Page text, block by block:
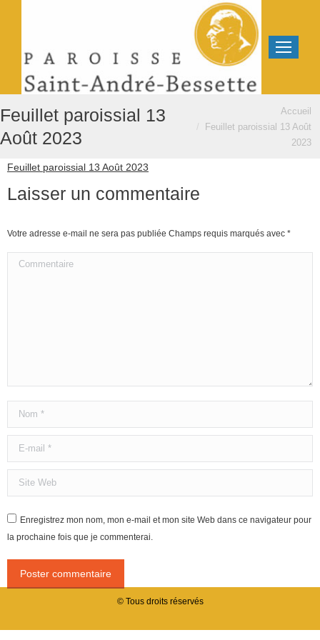
Feuillet paroissial 13
Août 2023
Accueil
Feuillet paroissial 13 Août
2023
Feuillet paroissial 13 Août 2023
Laisser un commentaire
Votre adresse e-mail ne sera pas publiée Champs requis marqués avec *
Commentaire
Nom *
E-mail *
Site Web
Enregistrez mon nom, mon e-mail et mon site Web dans ce navigateur pour
la prochaine fois que je commenterai.
Poster commentaire
© Tous droits réservés